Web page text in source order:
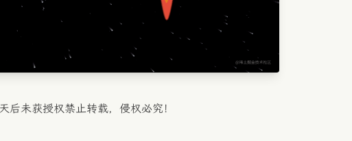
后未获授权禁止转载，侵权必究！